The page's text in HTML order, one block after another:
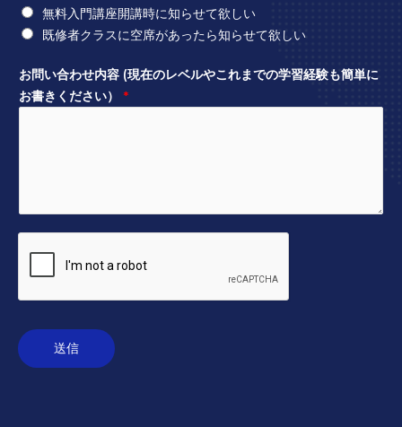
無料入門講座開講時に知らせて欲しい
既修者クラスに空席があったら知らせて欲しい
お問い合わせ内容 (現在のレベルやこれまでの学習経験も簡単に
お書きください） *
送信